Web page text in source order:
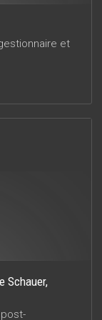
et
Schauer,